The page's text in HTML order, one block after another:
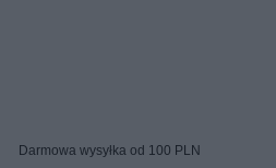
Darmowa wysyłka od 100 PLN